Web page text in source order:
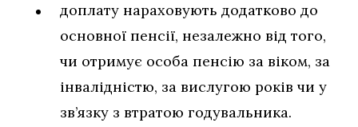
доплату нараховують додатково до
основної пенсії, незалежно від того,
чи отримує особа пенсію за віком, за
інвалідністю, за вислугою років чи у
зв’язку з втратою годувальника.